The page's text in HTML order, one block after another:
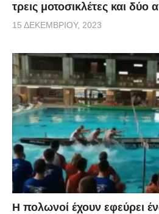
τρεις μοτοσικλέτες και δύο
15 ΔΕΚΕΜΒΡΊΟΥ, 2023
Η πολωνοί έχουν εφεύρει